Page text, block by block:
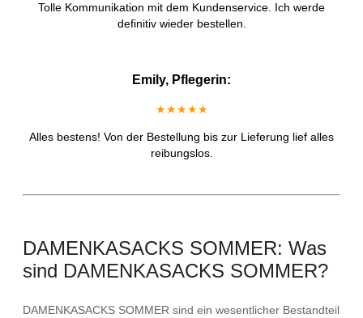
Tolle Kommunikation mit dem Kundenservice. Ich werde
definitiv wieder bestellen.
Emily, Pflegerin:
★★★★★
Alles bestens! Von der Bestellung bis zur Lieferung lief alles
reibungslos.
DAMENKASACKS SOMMER: Was
sind DAMENKASACKS SOMMER?
DAMENKASACKS SOMMER sind ein wesentlicher Bestandteil